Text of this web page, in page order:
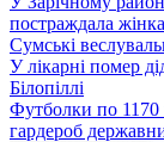
постраждала жінка
Сумські
У лікарні помер
Білопіллі
Футболки по
гардероб